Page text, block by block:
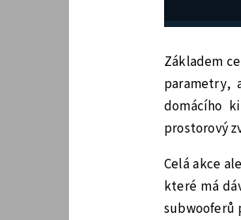
Základem
parametry,
domácího
prostorový
Celá akce
které má
subwooferů